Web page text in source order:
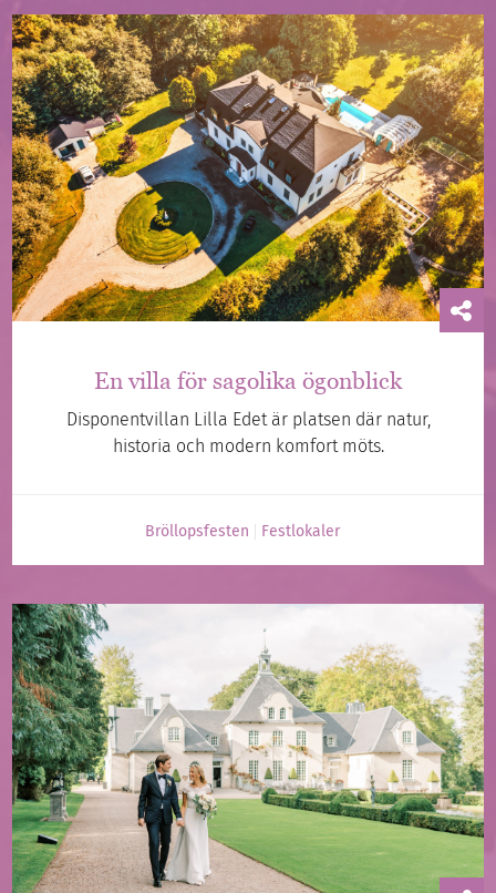
En villa för sagolika ögonblick
Disponentvillan Lilla Edet är platsen där natur,
historia och modern komfort möts.
Bröllopsfesten Festlokaler